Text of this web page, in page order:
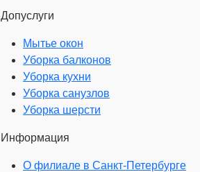
Допуслуги
Мытье окон
Уборка балконов
Уборка кухни
Уборка санузлов
Уборка шерсти
Информация
О филиале в Санкт-Петербурге